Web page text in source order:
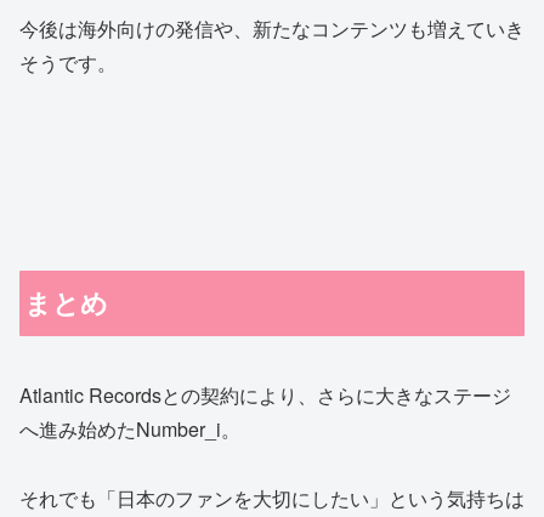
今後は海外向けの発信や、新たなコンテンツも増えていき
そうです。
まとめ
Atlantic Recordsとの契約により、さらに大きなステージ
へ進み始めたNumber_i。
それでも「日本のファンを大切にしたい」という気持ちは